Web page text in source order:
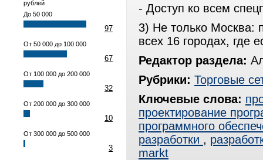
рублей
До 50 000
97
От 50 000 до 100 000
67
От 100 000 до 200 000
32
От 200 000 до 300 000
10
От 300 000 до 500 000
3
- Доступ ко всем
3) Не только Москва:
всех 16 городах, где
Редактор раздела:
Рубрики: Торговые
Ключевые слова:
проектирование
программного
разработки ,
markt